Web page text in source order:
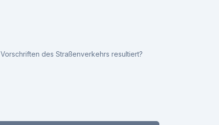
des Straßenverkehrs resultiert?